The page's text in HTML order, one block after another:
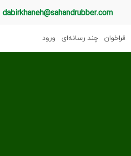
dabirkhaneh@sahandrubber.com
فراخوان چند رسانه‌ای ورود